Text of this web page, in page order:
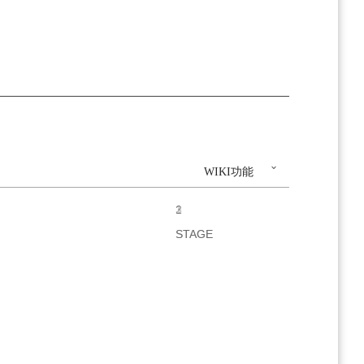
WIKI功能
1
STAGE
2
STAGE
3
STAGE